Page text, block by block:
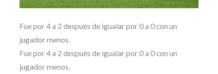
Fue por 4 a 2 después de igualar por 0 a 0 con un
jugador menos.
Fue por 4 a 2 después de igualar por 0 a 0 con un
jugador menos.